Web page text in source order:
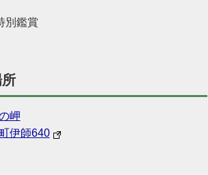
別鑑賞
岬
伊師640